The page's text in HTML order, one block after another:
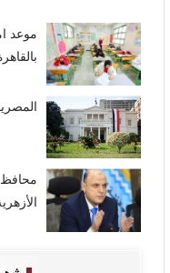
موعد
محافظ